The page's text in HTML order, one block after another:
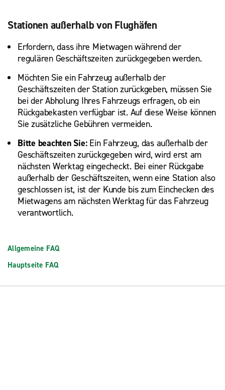
Stationen außerhalb von Flughäfen
Erfordern, dass ihre Mietwagen während der
regulären Geschäftszeiten zurückgegeben werden.
Möchten Sie ein Fahrzeug außerhalb der
Geschäftszeiten der Station zurückgeben, müssen Sie
bei der Abholung Ihres Fahrzeugs erfragen, ob ein
Rückgabekasten verfügbar ist. Auf diese Weise können
Sie zusätzliche Gebühren vermeiden.
Bitte beachten Sie:Ein Fahrzeug, das außerhalb der
Geschäftszeiten zurückgegeben wird, wird erst am
nächsten Werktag eingecheckt. Bei einer Rückgabe
außerhalb der Geschäftszeiten, wenn eine Station also
geschlossen ist, ist der Kunde bis zum Einchecken des
Mietwagens am nächsten Werktag für das Fahrzeug
verantwortlich.
Allgemeine FAQ
Hauptseite FAQ